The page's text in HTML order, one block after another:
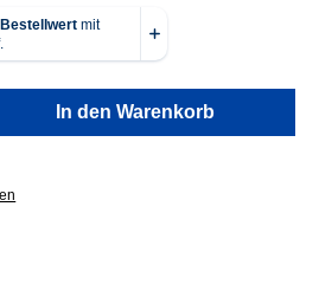
Gib den gewünschten
In den Warenkorb